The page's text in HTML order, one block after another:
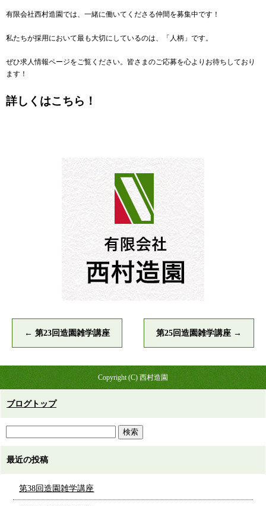
有限会社西村造園では、一緒に働いてくださる仲間を募集中です！
私たちが採用において最も大切にしているのは、「人柄」です。
ぜひ求人情報ページをご覧ください。皆さまのご応募を心よりお待ちしており
ます！
詳しくはこちら！
← 第23回造園雑学講座 第25回造園雑学講座 →
Copyright (C) 西村造園
ブログトップ
最近の投稿
第38回造園雑学講座